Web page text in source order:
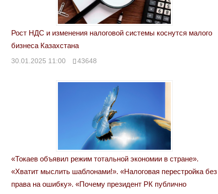
Рост НДС и изменения налоговой системы коснутся малого
бизнеса Казахстана
30.01.2025 11:00 43648
«Токаев объявил режим тотальной экономии в стране».
«Хватит мыслить шаблонами!». «Налоговая перестройка без
права на ошибку». «Почему президент РК публично